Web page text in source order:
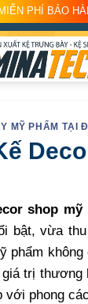
PHÍ BẢO
MỸ PHẨM TẠI
shop
bật, vừa
phẩm
trị thương
với phong